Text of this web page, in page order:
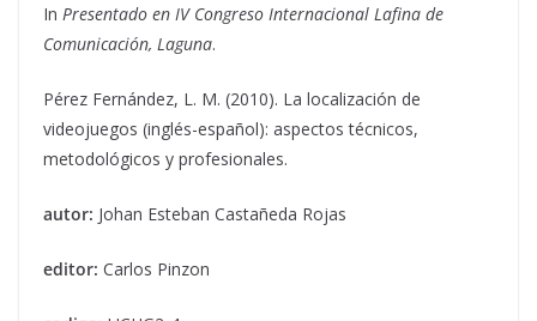
In Presentado en IV Congreso Internacional Lafina de
Comunicación, Laguna.
Pérez Fernández, L. M. (2010). La localización de
videojuegos (inglés-español): aspectos técnicos,
metodológicos y profesionales.
autor: Johan Esteban Castañeda Rojas
editor: Carlos Pinzon